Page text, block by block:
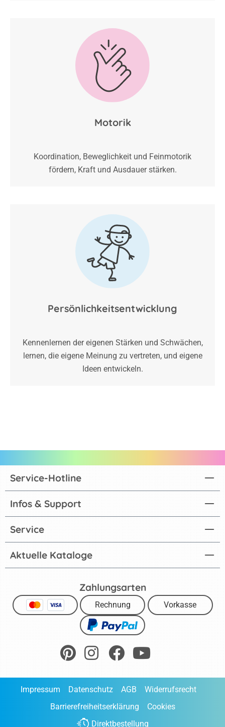
Motorik
Koordination, Beweglichkeit und Feinmotorik
fördern, Kraft und Ausdauer stärken.
Persönlichkeitsentwicklung
Kennenlernen der eigenen Stärken und Schwächen,
lernen, die eigene Meinung zu vertreten, und eigene
Ideen entwickeln.
Aktuelle Kataloge
Service-Hotline
Infos & Support
Service
Zahlungsarten
Rechnung Vorkasse
Impressum Datenschutz AGB
Widerrufsrecht
Barrierefreiheitserklärung
Cookies
Direktbestellung